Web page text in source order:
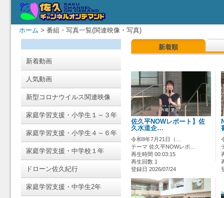
ホーム > 番組・写真一覧(関連映像・写真)
新着動画
人気動画
新型コロナウイルス関連映像
家庭学習支援・小学生１～３年
家庭学習支援・小学生４～６年
家庭学習支援・中学校１年
ドローン佐久紀行
家庭学習支援・中学生2年
新着順
佐久平NOWレポート】佐
久水道企…
令和8年7月21日（…
テーマ 佐久平NOWレポ…
再生時間 00:03:15
再生回数 1
登録日 2026/07/24